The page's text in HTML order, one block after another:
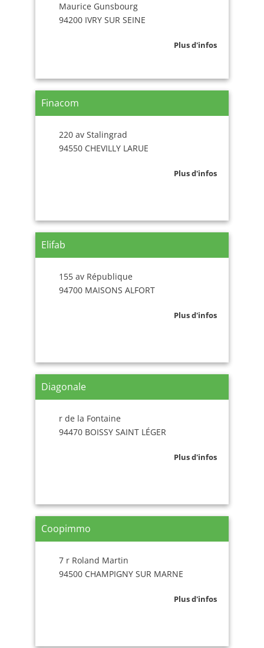
Maurice Gunsbourg
94200 IVRY SUR SEINE
Plus d'infos
Finacom
220 av Stalingrad
94550 CHEVILLY LARUE
Plus d'infos
Elifab
155 av République
94700 MAISONS ALFORT
Plus d'infos
Diagonale
r de la Fontaine
94470 BOISSY SAINT LÉGER
Plus d'infos
Coopimmo
7 r Roland Martin
94500 CHAMPIGNY SUR MARNE
Plus d'infos